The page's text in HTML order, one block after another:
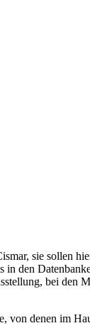
sie sollen
den
bei den
denen im